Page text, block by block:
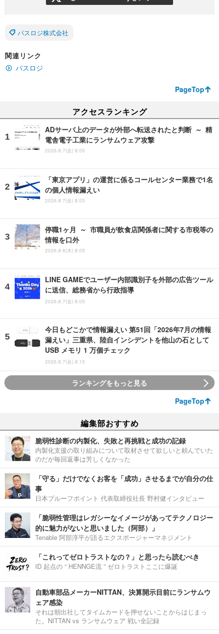
パスロジ株式会社
関連リンク
パスロジ
PageTop
アクセスランキング
ADサーバ上のデータが外部へ転送されたと判断 ～ 精
電舎電子工業にランサムウェア攻撃
2026.8.7(金) 8:05
「東京アプリ」の運営に係るコールセンター業務で1名
の個人情報漏えい
2026.8.7(金) 8:05
停職1ヶ月 ～ 市職員が飲食店関係者に関する市税等の
情報を口外
2026.8.6(木) 8:05
LINE GAMEでユーザー内部識別子を外部の広告ツール
に送信、総務省から行政指導
2026.8.7(金) 8:05
今日もどこかで情報漏えい 第51回「2026年7月の情報
漏えい」三重県、陸自インシデントを他山の石として
USB メモリ 1 万個チェック
2026.8.7(金) 8:15
ランキングをもっと見る
PageTop
編集部おすすめ
脆弱性診断の内製化、失敗と再挑戦と成功の記録
内製化支援の取り組みについて取材させて欲しいと頼んでいた
のだが毎回返事は芳しくなかった
「守る」だけでなくお客を「成功」させるまでが自分の仕
事
日本プルーフポイント 代表取締役社長 野村健インタビュー
「脆弱性管理はレガシーなイメージがあってテクノロジー
的に魅力がないと思いました（阿部）」
Tenable 阿部淳平が語るエクスポージャーマネジメント
「これってゼロトラストなの？」と思ったら読むべき
ID 起点の “ HENNGE流 ” ゼロトラストここに爆誕
自動車部品メーカーNITTAN、決算開示目前にランサムウ
ェア感染
それは朝出社してタイムカードを押せないことからはじまっ
た。NITTAN vs ランサムウェア 戦い全記録